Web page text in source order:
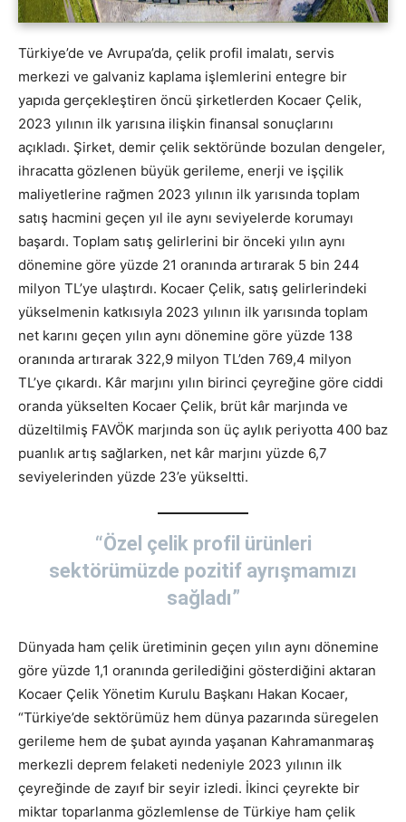
Türkiye’de ve Avrupa’da, çelik profil imalatı, servis
merkezi ve galvaniz kaplama işlemlerini entegre bir
yapıda gerçekleştiren öncü şirketlerden Kocaer Çelik,
2023 yılının ilk yarısına ilişkin finansal sonuçlarını
açıkladı. Şirket, demir çelik sektöründe bozulan dengeler,
ihracatta gözlenen büyük gerileme, enerji ve işçilik
maliyetlerine rağmen 2023 yılının ilk yarısında toplam
satış hacmini geçen yıl ile aynı seviyelerde korumayı
başardı. Toplam satış gelirlerini bir önceki yılın aynı
dönemine göre yüzde 21 oranında artırarak 5 bin 244
milyon TL’ye ulaştırdı. Kocaer Çelik, satış gelirlerindeki
yükselmenin katkısıyla 2023 yılının ilk yarısında toplam
net karını geçen yılın aynı dönemine göre yüzde 138
oranında artırarak 322,9 milyon TL’den 769,4 milyon
TL’ye çıkardı. Kâr marjını yılın birinci çeyreğine göre ciddi
oranda yükselten Kocaer Çelik, brüt kâr marjında ve
düzeltilmiş FAVÖK marjında son üç aylık periyotta 400 baz
puanlık artış sağlarken, net kâr marjını yüzde 6,7
seviyelerinden yüzde 23’e yükseltti.
“Özel çelik profil ürünleri
sektörümüzde pozitif ayrışmamızı
sağladı”
Dünyada ham çelik üretiminin geçen yılın aynı dönemine
göre yüzde 1,1 oranında gerilediğini gösterdiğini aktaran
Kocaer Çelik Yönetim Kurulu Başkanı Hakan Kocaer,
“Türkiye’de sektörümüz hem dünya pazarında süregelen
gerileme hem de şubat ayında yaşanan Kahramanmaraş
merkezli deprem felaketi nedeniyle 2023 yılının ilk
çeyreğinde de zayıf bir seyir izledi. İkinci çeyrekte bir
miktar toparlanma gözlemlense de Türkiye ham çelik